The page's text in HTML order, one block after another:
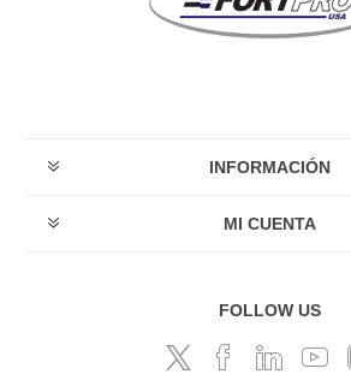
INFORMACIÓN
MI CUENTA
FOLLOW US